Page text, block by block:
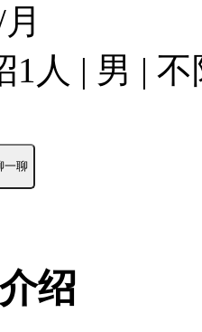
1人 | 男 |
一聊
绍